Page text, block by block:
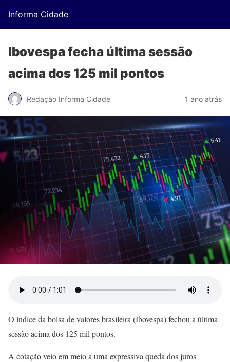
Informa Cidade
Ibovespa fecha última sessão
acima dos 125 mil pontos
Redação Informa Cidade 1 ano atrás
O índice da bolsa de valores brasileira (Ibovespa) fechou a última
sessão acima dos 125 mil pontos.
A cotação veio em meio a uma expressiva queda dos juros